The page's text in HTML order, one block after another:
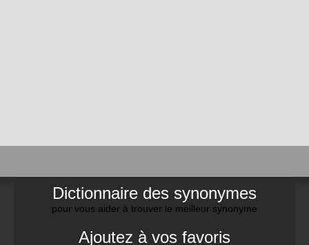
Dictionnaire des synonymes
pour vous aider à trouver le meilleur synonyme
Ajoutez à vos favoris